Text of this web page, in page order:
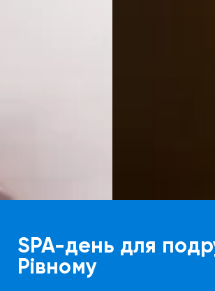
SPA-день для
Рівному